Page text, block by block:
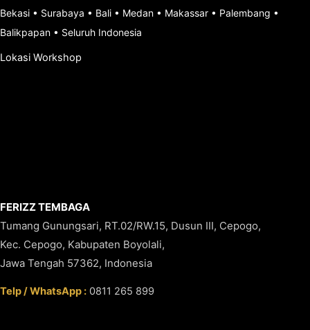
Bekasi • Surabaya • Bali • Medan • Makassar • Palembang •
Balikpapan • Seluruh Indonesia
Lokasi Workshop
FERIZZ TEMBAGA
Tumang Gunungsari, RT.02/RW.15, Dusun III, Cepogo,
Kec. Cepogo, Kabupaten Boyolali,
Jawa Tengah 57362, Indonesia
Telp / WhatsApp : 0811 265 899